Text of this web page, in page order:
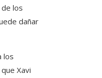
los
dañar
los
Xavi